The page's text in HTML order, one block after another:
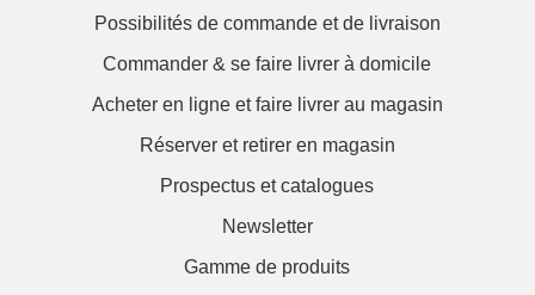
Possibilités de commande et de livraison
Commander & se faire livrer à domicile
Acheter en ligne et faire livrer au magasin
Réserver et retirer en magasin
Prospectus et catalogues
Newsletter
Gamme de produits